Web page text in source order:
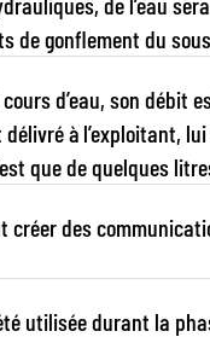
de gonflement du
d’eau, son débit
à l’exploitant,
n’est que de quelques
créer des
utilisée durant la